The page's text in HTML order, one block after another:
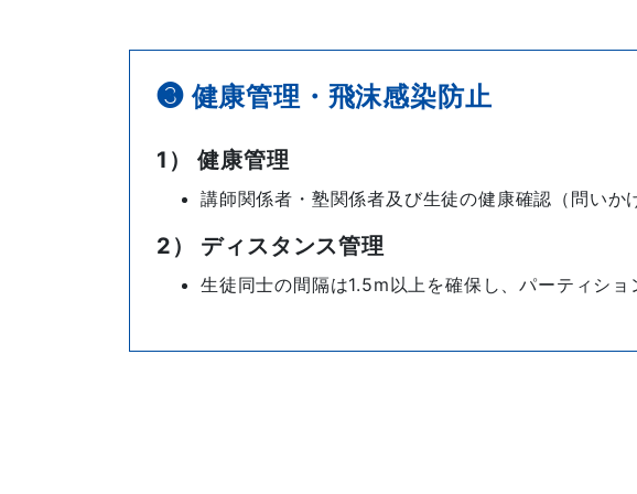
❸ 健康管理・飛沫感染防止
1） 健康管理
講師関係者・塾関係者及び生徒の健康確認（問いか
2） ディスタンス管理
生徒同士の間隔は1.5m以上を確保し、パーティシ